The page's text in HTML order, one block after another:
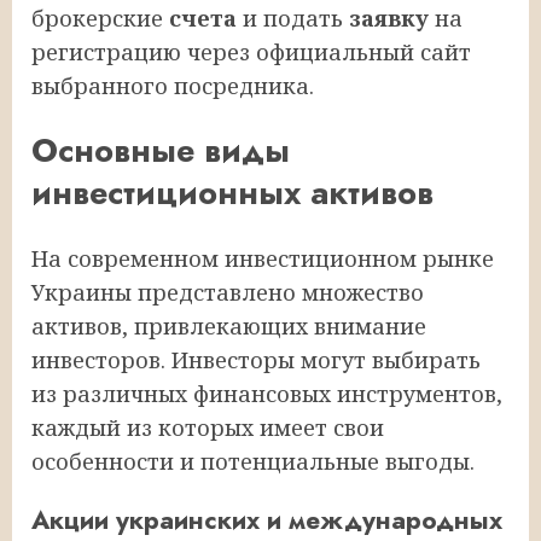
брокерские счета и подать заявку на
регистрацию через официальный сайт
выбранного посредника.
Основные виды
инвестиционных активов
На современном инвестиционном рынке
Украины представлено множество
активов, привлекающих внимание
инвесторов. Инвесторы могут выбирать
из различных финансовых инструментов,
каждый из которых имеет свои
особенности и потенциальные выгоды.
Акции украинских и международных